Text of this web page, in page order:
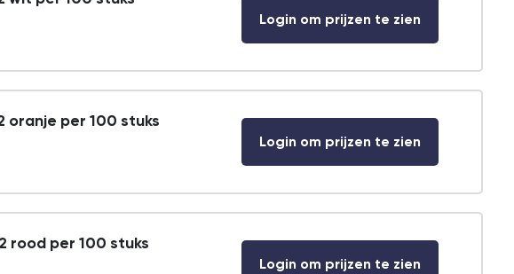
Login om prijzen te zien
oranje per 100 stuks
Login om prijzen te zien
rood per 100 stuks
Login om prijzen te zien